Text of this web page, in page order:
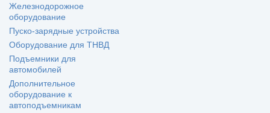
Железнодорожное
оборудование
Пуско-зарядные устройства
Оборудование для ТНВД
Подъемники для
автомобилей
Дополнительное
оборудование к
автоподъемникам